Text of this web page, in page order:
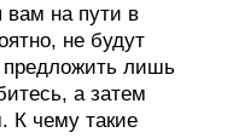
вам на пути в
не будут
предложить лишь
а затем
К чему такие